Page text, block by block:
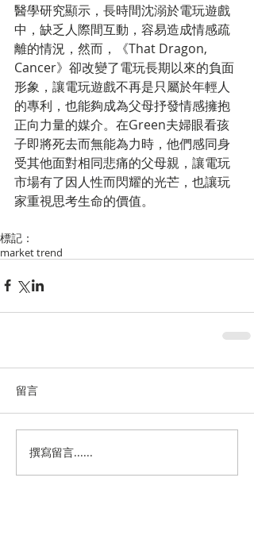
醫學研究顯示，長時間沈溺於電玩遊戲
中，缺乏人際間互動，容易造成情感疏
離的情況，然而，《That Dragon,
Cancer》卻改變了電玩長期以來的負面
形象，讓電玩遊戲不再是只屬於年輕人
的專利，也能夠成為父母抒發情感擁抱
正向力量的媒介。在Green夫婦眼看孩
子即將死去而無能為力時，他們感同身
受其他面對相同悲痛的父母親，讓電玩
市場有了因人性而閃耀的光芒，也讓玩
家重視思考生命的價值。
標記：
market trend
留言
撰寫留言......